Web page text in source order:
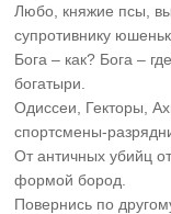
Любо, княжие псы,
супротивнику
Бога – как? Бога –
богатыри.
Одиссеи, Гекторы,
спортсмены-
От античных убийц
формой бород.
Повернись по